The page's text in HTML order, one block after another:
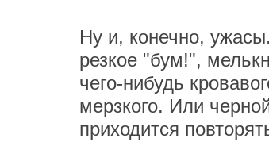
Ну и, конечно,
резкое "бум!",
чего-нибудь
мерзкого. Или
приходится